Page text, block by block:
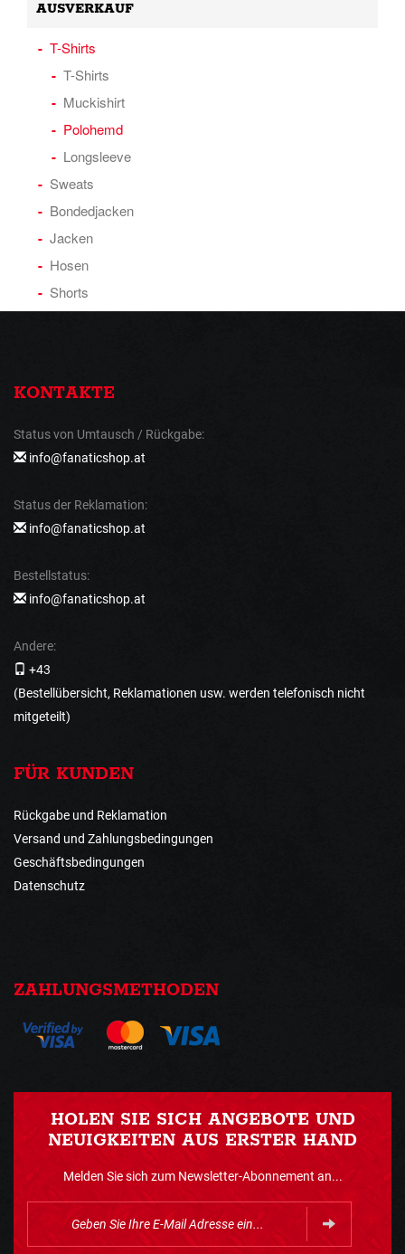
AUSVERKAUF
T-Shirts
T-Shirts
Muckishirt
Polohemd
Longsleeve
Sweats
Bondedjacken
Jacken
Hosen
Shorts
KONTAKTE
Status von Umtausch / Rückgabe:
info@fanaticshop.at
Status der Reklamation:
info@fanaticshop.at
Bestellstatus:
info@fanaticshop.at
Andere:
+43
(Bestellübersicht, Reklamationen usw. werden telefonisch nicht
mitgeteilt)
FÜR KUNDEN
Rückgabe und Reklamation
Versand und Zahlungsbedingungen
Geschäftsbedingungen
Datenschutz
ZAHLUNGSMETHODEN
HOLEN SIE SICH ANGEBOTE UND
NEUIGKEITEN AUS ERSTER HAND
Melden Sie sich zum Newsletter-Abonnement an...